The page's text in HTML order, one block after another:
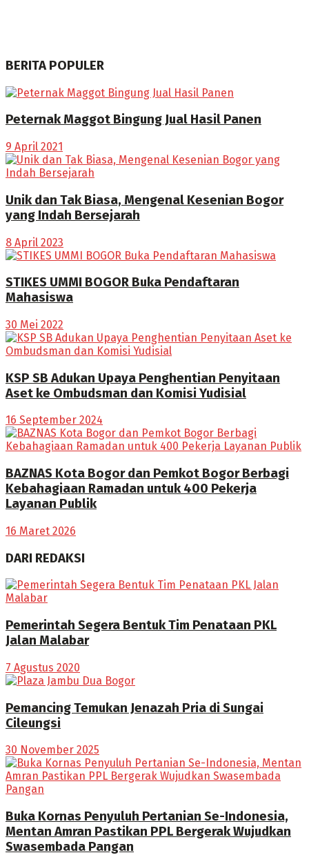
BERITA POPULER
Peternak Maggot Bingung Jual Hasil Panen
9 April 2021
Unik dan Tak Biasa, Mengenal Kesenian Bogor
yang Indah Bersejarah
8 April 2023
STIKES UMMI BOGOR Buka Pendaftaran
Mahasiswa
30 Mei 2022
KSP SB Adukan Upaya Penghentian Penyitaan
Aset ke Ombudsman dan Komisi Yudisial
16 September 2024
BAZNAS Kota Bogor dan Pemkot Bogor Berbagi
Kebahagiaan Ramadan untuk 400 Pekerja
Layanan Publik
16 Maret 2026
DARI REDAKSI
Pemerintah Segera Bentuk Tim Penataan PKL
Jalan Malabar
7 Agustus 2020
Pemancing Temukan Jenazah Pria di Sungai
Cileungsi
30 November 2025
Buka Kornas Penyuluh Pertanian Se-Indonesia,
Mentan Amran Pastikan PPL Bergerak Wujudkan
Swasembada Pangan